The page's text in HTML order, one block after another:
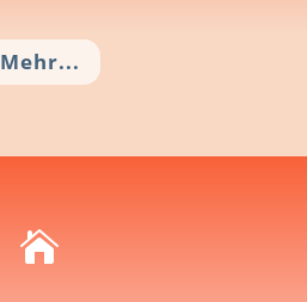
Mehr...
